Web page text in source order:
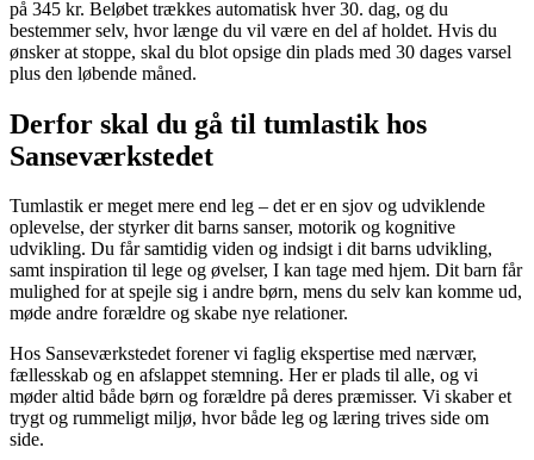
på 345 kr. Beløbet trækkes automatisk hver 30. dag, og du
bestemmer selv, hvor længe du vil være en del af holdet. Hvis du
ønsker at stoppe, skal du blot opsige din plads med 30 dages varsel
plus den løbende måned.
Derfor skal du gå til tumlastik hos
Sanseværkstedet
Tumlastik er meget mere end leg – det er en sjov og udviklende
oplevelse, der styrker dit barns sanser, motorik og kognitive
udvikling. Du får samtidig viden og indsigt i dit barns udvikling,
samt inspiration til lege og øvelser, I kan tage med hjem. Dit barn får
mulighed for at spejle sig i andre børn, mens du selv kan komme ud,
møde andre forældre og skabe nye relationer.
Hos Sanseværkstedet forener vi faglig ekspertise med nærvær,
fællesskab og en afslappet stemning. Her er plads til alle, og vi
møder altid både børn og forældre på deres præmisser. Vi skaber et
trygt og rummeligt miljø, hvor både leg og læring trives side om
side.